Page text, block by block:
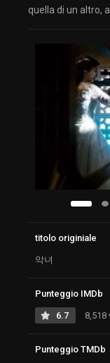
quella di un altro,
titolo originiale
악녀
Punteggio IMDb
6.7 8,518
Punteggio TMDb